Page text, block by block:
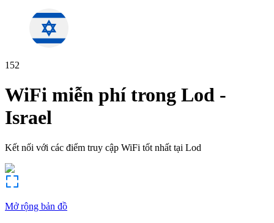
152
WiFi miễn phí trong Lod -
Israel
Kết nối với các điểm truy cập WiFi tốt nhất tại Lod
Mở rộng bản đồ